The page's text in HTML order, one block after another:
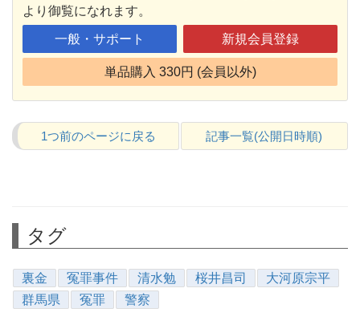
より御覧になれます。
一般・サポート 新規会員登録
単品購入 330円 (会員以外)
1つ前のページに戻る 記事一覧(公開日時順)
タグ
裏金 冤罪事件 清水勉 桜井昌司
大河原宗平
群馬県
冤罪 警察